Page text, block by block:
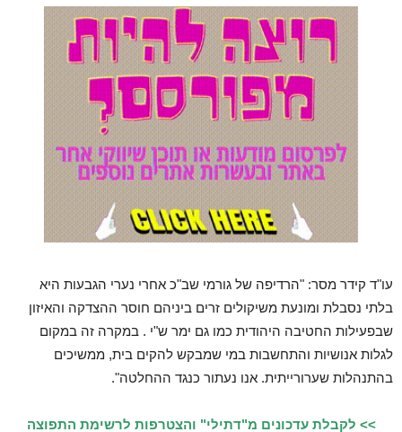
עו"ד קידר מסר: "הרדיפה של גורמי שב"כ אחרי נערי הגבעות היא
בלתי נסבלת ומונעת משיקולים זרים ביניהם חוסר ההצדקה והאיזון
שבפעילות החטיבה היהודית כמו גם ימר ש"י . במקרה זה במקום
לגלות אנושיות והתחשבות במי שמבקש להקים בית, ממשיכים
בהתנהלות שערורייתית. אנו נעתור כנגד ההחלטה".
>> לקבלת עדכונים מ"דתילי" והצטרפות לרשימת התפוצה